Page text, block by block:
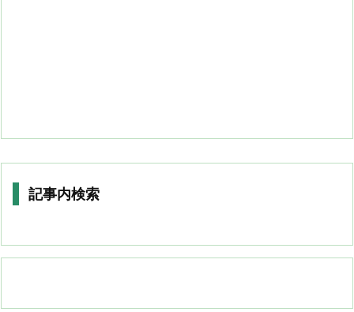
記事内検索